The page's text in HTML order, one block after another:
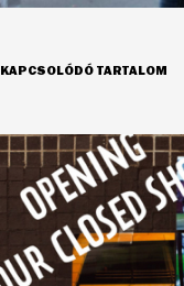
KAPCSOLÓDÓ TARTALOM